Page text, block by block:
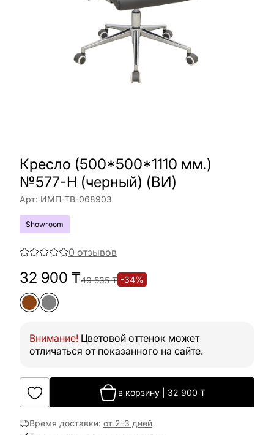
Кресло (500*500*1110 мм.)
№577-H (черный) (ВИ)
Арт: ИМП-ТВ-068903
Showroom
0 отзывов
32 900 ₸49 535₸ -34%
Внимание! Цветовой оттенок может
отличаться от показанного на сайте.
в корзину 32 900 ₸
Время доставки: от 2-3 дней